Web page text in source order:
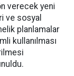
verecek yeni
ve sosyal
planlamalar
kullanılması